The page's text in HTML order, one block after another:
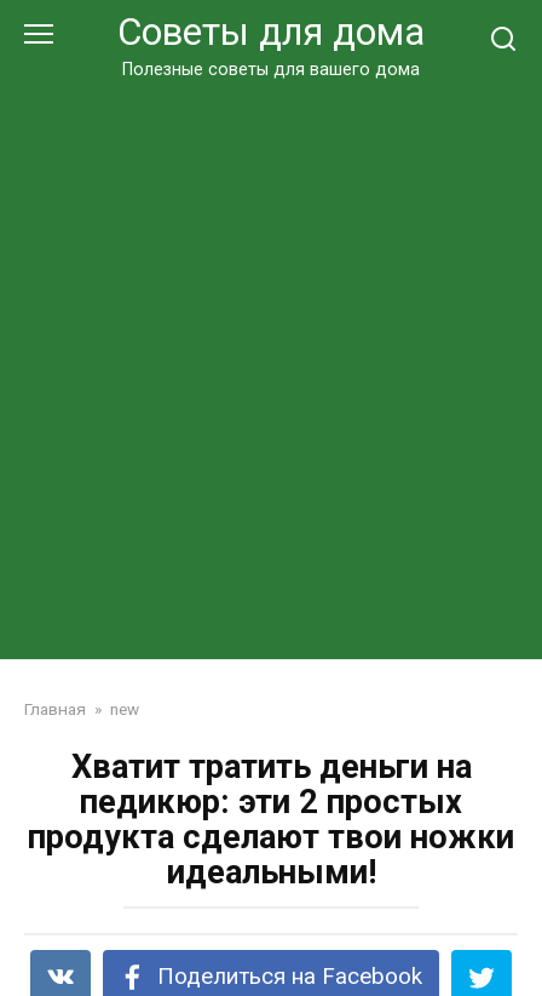
Советы для дома
Полезные советы для вашего дома
Главная » new
Хватит тратить деньги на
педикюр: эти 2 простых
продукта сделают твои ножки
идеальными!
Поделиться на Facebook